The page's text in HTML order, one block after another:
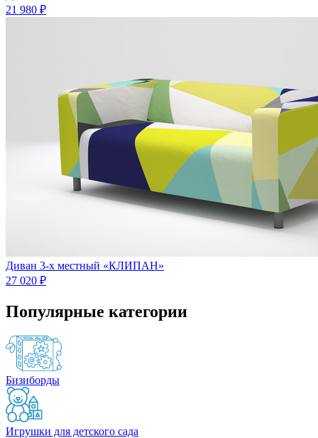
21 980 ₽
Диван 3-х местный «КЛИПАН»
27 020 ₽
Популярные категории
Бизиборды
Игрушки для детского сада